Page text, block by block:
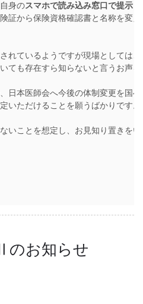
身のスマホで読み込み窓口で提示
証から保険資格確認書と名称を変
れているようですが現場としては
ても存在すら知らないと言うお声
日本医師会へ今後の体制変更を国
いただけることを願うばかりです。
いことを想定し、お見知り置きを
のお知らせ